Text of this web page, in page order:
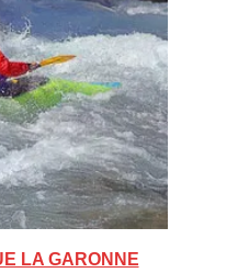
LA GARONNE